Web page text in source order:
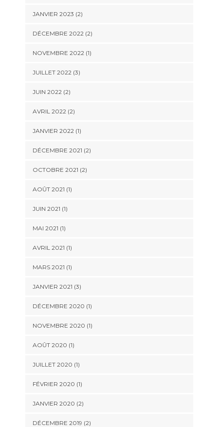
JANVIER 2023 (2)
DÉCEMBRE 2022(2)
NOVEMBRE 2022(1)
JUILLET 2022(3)
JUIN 2022(2)
AVRIL 2022(2)
JANVIER 2022(1)
DÉCEMBRE 2021 (2)
OCTOBRE 2021 (2)
AOÛT 2021 (1)
JUIN 2021 (1)
MAI 2021 (1)
AVRIL 2021 (1)
MARS 2021 (1)
JANVIER 2021 (3)
DÉCEMBRE 2020 (1)
NOVEMBRE 2020 (1)
AOÛT 2020 (1)
JUILLET 2020 (1)
FÉVRIER 2020 (1)
JANVIER 2020 (2)
DÉCEMBRE 2019 (2)